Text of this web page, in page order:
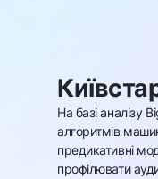
На базі аналізу
алгоритмів
предикативні
профілювати